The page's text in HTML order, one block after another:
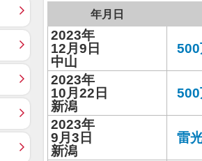
年月日
2023年
12月9日
中山
2023年
10月22日
新潟
2023年
9月3日
新潟
雷